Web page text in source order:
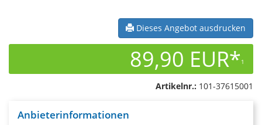
Dieses Angebot ausdrucken
89,90 EUR*1
Artikelnr.: 101-37615001
Anbieterinformationen